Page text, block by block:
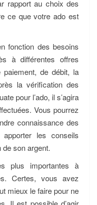
rapport au choix des
ce que votre ado est
fonction des besoins
à différentes offres
de débit, la
la vérification des
pour l’ado, il s’agira
Vous pourrez
connaissance des
les conseils
son argent.
plus importantes à
Certes, vous avez
mieux le faire pour ne